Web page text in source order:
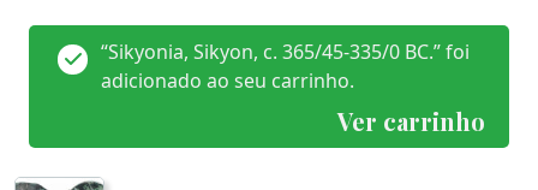
Ver carrinho
“Sikyonia, Sikyon, c. 365/45-335/0 BC.” foi
adicionado ao seu carrinho.